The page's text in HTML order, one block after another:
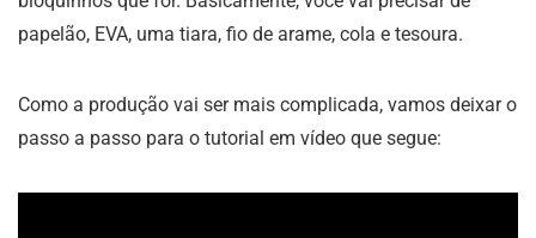
papelão, EVA, uma tiara, fio de arame, cola e tesoura.
Como a produção vai ser mais complicada, vamos deixar o
passo a passo para o tutorial em vídeo que segue: